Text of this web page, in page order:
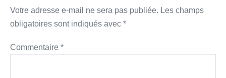
Votre adresse e-mail ne sera pas publiée. Les champs
obligatoires sont indiqués avec *
Commentaire *